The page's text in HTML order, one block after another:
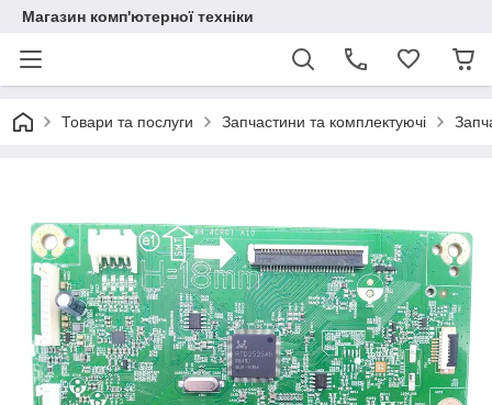
Магазин комп'ютерної техніки
Товари та послуги Запчастини та комплектуючі